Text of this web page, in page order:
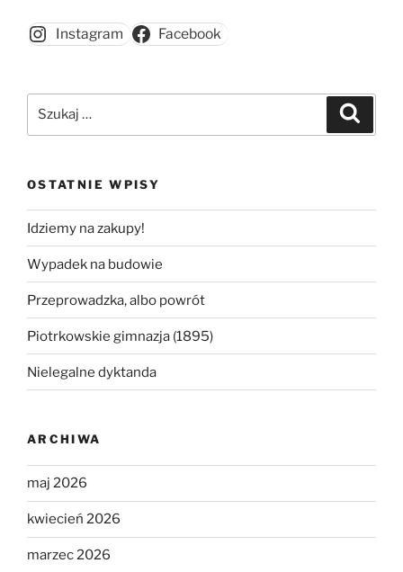
Instagram Facebook
OSTATNIE WPISY
Idziemy na zakupy!
Wypadek na budowie
Przeprowadzka, albo powrót
Piotrkowskie gimnazja (1895)
Nielegalne dyktanda
ARCHIWA
maj 2026
kwiecień 2026
marzec 2026